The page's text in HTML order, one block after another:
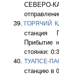
СЕВЕРО-
ГОРЯЧИЙ
станция
Прибытие
стоянки:
ТУАПСЕ-
станцию в